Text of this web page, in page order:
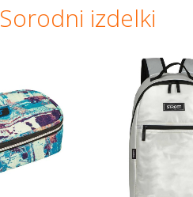
Sorodni izdelki